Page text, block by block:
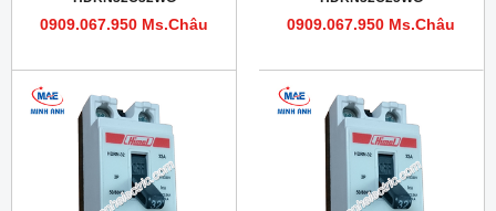
0909.067.950 Ms.Châu 0909.067.950 Ms.Châu